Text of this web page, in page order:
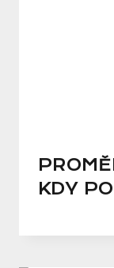
KDY